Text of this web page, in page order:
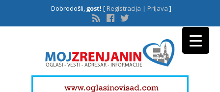
Dobrodošli,gost! [Registracija | Prijava ]